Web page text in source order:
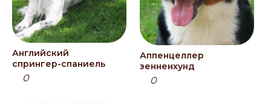
Английский
спрингер-спаниель
0
Аппенцеллер
зенненхунд
0